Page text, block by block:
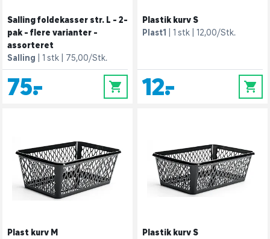
Salling foldekasser str. L - 2-
pak - flere varianter -
assorteret
Salling
1 stk 75,00/Stk.
75,- 0
Plastik kurv S
Plast1
1 stk 12,00/Stk.
12,- 0
Plast kurv M
Plastik kurv S